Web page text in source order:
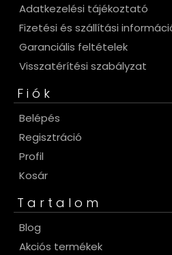
Adatkezelési tájékoztató
Fizetési és szállítási
Garanciális feltételek
Visszatérítési szabályzat
Fiók
Belépés
Regisztráció
Profil
Kosár
Tartalom
Blog
Akciós termékek